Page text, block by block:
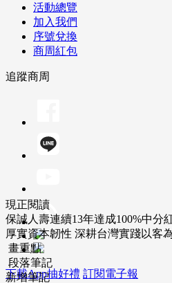
活動總覽
加入我們
序號兌換
商周紅包
追蹤商周
下載App抽好禮 訂閱電子報
現正閱讀
保誠人壽連續13年達成100%中分
厚實資本韌性 深耕台灣實踐以客
畫重點
段落筆記
新增筆記